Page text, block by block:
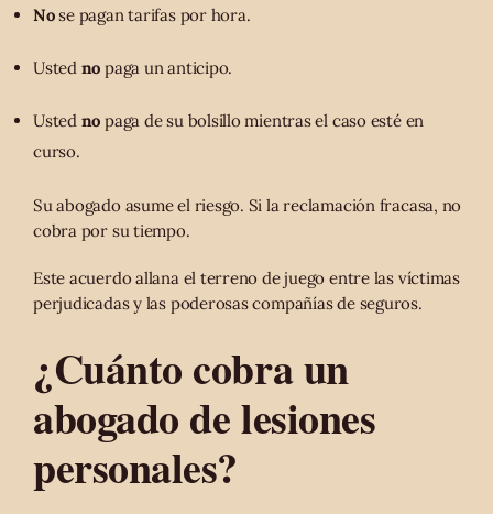
Nose pagan tarifas por hora.
Usted no paga un anticipo.
Usted no paga de su bolsillo mientras el caso esté en
curso.
Su abogado asume el riesgo. Si la reclamación fracasa, no
cobra por su tiempo.
Este acuerdo allana el terreno de juego entre las víctimas
perjudicadas y las poderosas compañías de seguros.
¿Cuánto cobra un
abogado de lesiones
personales?